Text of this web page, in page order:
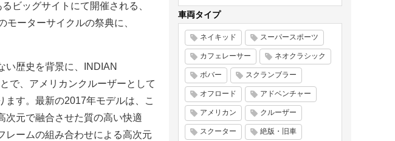
ビッグサイトにて開催される、
モーターサイクルの祭典に、
い歴史を背景に、INDIAN
で、アメリカンクルーザーとして
す。最新の2017年モデルは、こ
次元で融合させた質の高い快適
レームの組み合わせによる高次元
車両タイプ
ネイキッド スーパースポーツ
カフェレーサー ネオクラシック
ボバー スクランブラー
オフロード アドベンチャー
アメリカン クルーザー
スクーター 絶版・旧車